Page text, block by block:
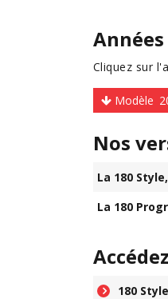
Cliquez sur
Modèle
Nos
La 180 Style,
La 180
180 Style